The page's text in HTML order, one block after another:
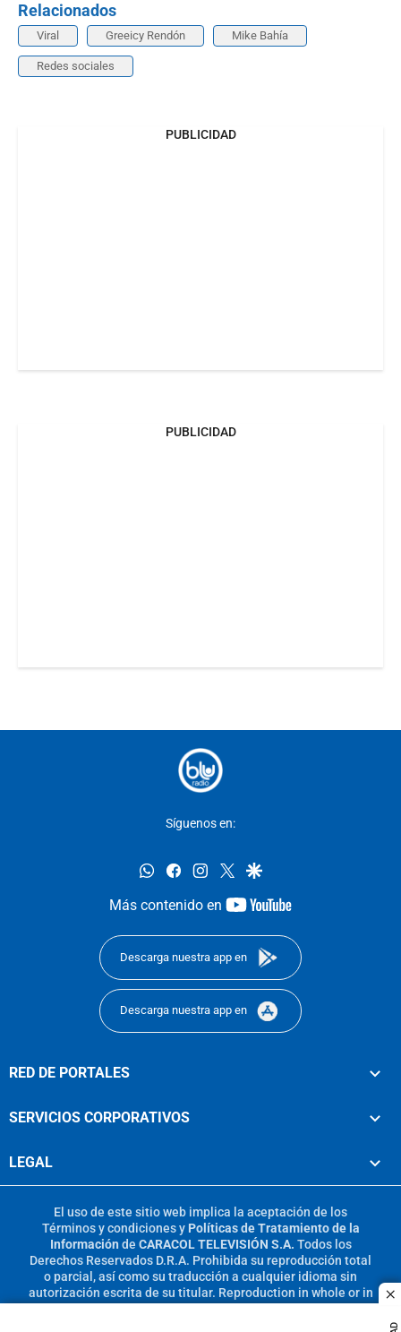
Relacionados
Viral Greeicy Rendón Mike Bahía
Redes sociales
PUBLICIDAD
PUBLICIDAD
Síguenos en:
whatsappfacebookinstagram
twittergoogle
Más contenido en
youtube-
Descarga nuestra app en
Descarga nuestra app en
RED DE PORTALES
SERVICIOS CORPORATIVOS
LEGAL
El uso de este sitio web implica la aceptación de los
Términos y condicionesy Políticas de Tratamiento de la
Información de CARACOL TELEVISIÓN S.A. Todos los
Derechos Reservados D.R.A. Prohibida su reproducción total
o parcial, así como su traducción a cualquier idioma sin
autorización escrita de su titular. Reproduction in whole or in